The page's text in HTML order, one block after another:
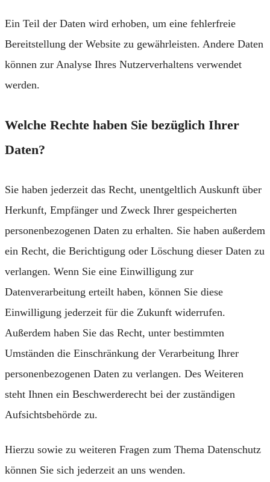
Ein Teil der Daten wird erhoben, um eine fehlerfreie
Bereitstellung der Website zu gewährleisten. Andere Daten
können zur Analyse Ihres Nutzerverhaltens verwendet
werden.
Welche Rechte haben Sie bezüglich Ihrer
Daten?
Sie haben jederzeit das Recht, unentgeltlich Auskunft über
Herkunft, Empfänger und Zweck Ihrer gespeicherten
personenbezogenen Daten zu erhalten. Sie haben außerdem
ein Recht, die Berichtigung oder Löschung dieser Daten zu
verlangen. Wenn Sie eine Einwilligung zur
Datenverarbeitung erteilt haben, können Sie diese
Einwilligung jederzeit für die Zukunft widerrufen.
Außerdem haben Sie das Recht, unter bestimmten
Umständen die Einschränkung der Verarbeitung Ihrer
personenbezogenen Daten zu verlangen. Des Weiteren
steht Ihnen ein Beschwerderecht bei der zuständigen
Aufsichtsbehörde zu.
Hierzu sowie zu weiteren Fragen zum Thema Datenschutz
können Sie sich jederzeit an uns wenden.